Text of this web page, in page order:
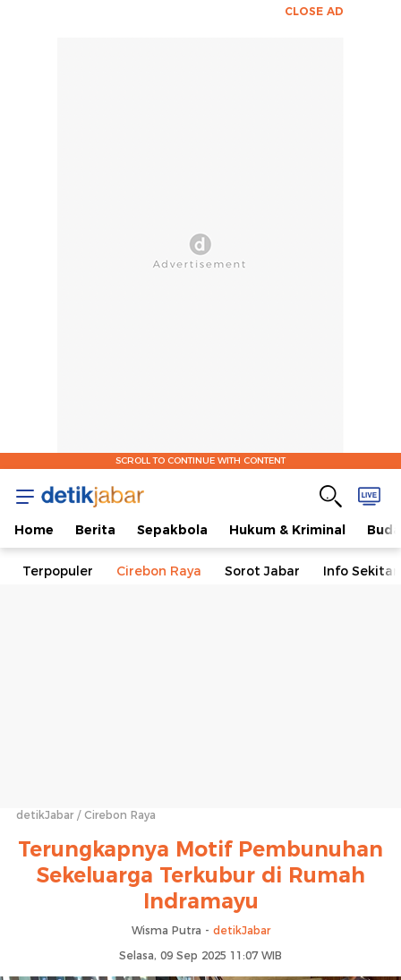
CLOSE AD
SCROLL TO CONTINUE WITH CONTENT
Home Berita Sepakbola Hukum & Kriminal
Terpopuler Cirebon Raya Sorot Jabar Info
detikJabar Cirebon Raya
Terungkapnya Motif Pembunuhan
Sekeluarga Terkubur di Rumah
Indramayu
Wisma Putra - detikJabar
Selasa, 09 Sep 2025 11:07 WIB